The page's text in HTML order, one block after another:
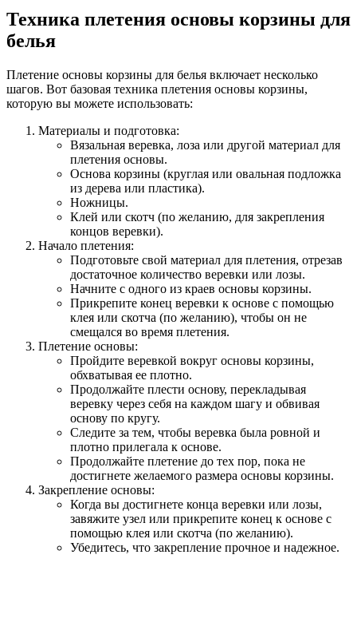
Техника плетения основы корзины для
белья
Плетение основы корзины для белья включает несколько
шагов. Вот базовая техника плетения основы корзины,
которую вы можете использовать:
Материалы и подготовка:
Вязальная веревка, лоза или другой материал для
плетения основы.
Основа корзины (круглая или овальная подложка
из дерева или пластика).
Ножницы.
Клей или скотч (по желанию, для закрепления
концов веревки).
Начало плетения:
Подготовьте свой материал для плетения, отрезав
достаточное количество веревки или лозы.
Начните с одного из краев основы корзины.
Прикрепите конец веревки к основе с помощью
клея или скотча (по желанию), чтобы он не
смещался во время плетения.
Плетение основы:
Пройдите веревкой вокруг основы корзины,
обхватывая ее плотно.
Продолжайте плести основу, перекладывая
веревку через себя на каждом шагу и обвивая
основу по кругу.
Следите за тем, чтобы веревка была ровной и
плотно прилегала к основе.
Продолжайте плетение до тех пор, пока не
достигнете желаемого размера основы корзины.
Закрепление основы:
Когда вы достигнете конца веревки или лозы,
завяжите узел или прикрепите конец к основе с
помощью клея или скотча (по желанию).
Убедитесь, что закрепление прочное и надежное.